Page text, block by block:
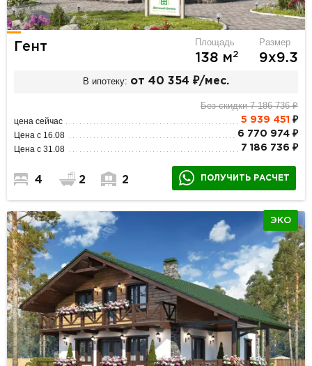
Гент Площадь
138 м2
Размер
9х9.3
В ипотеку: от 40 354 ₽/мес.
Без скидки 7 186 736 ₽
цена сейчас 5 939 451 ₽
Цена с 16.08 6 770 974 ₽
Цена с 31.08 7 186 736 ₽
4 2 2 ПОЛУЧИТЬ РАСЧЕТ
ЭКО